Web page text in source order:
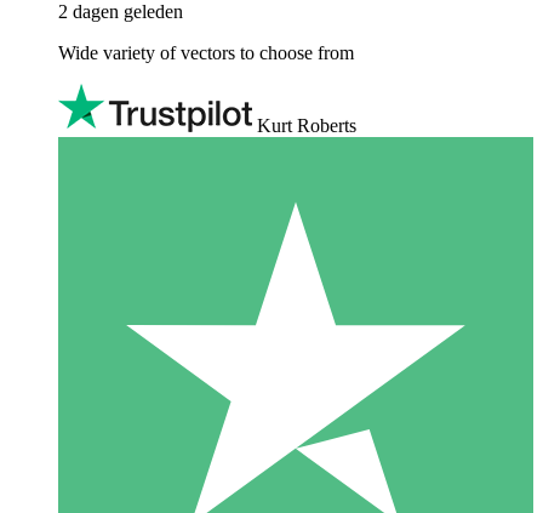
2 dagen geleden
Wide variety of vectors to choose from
Kurt Roberts